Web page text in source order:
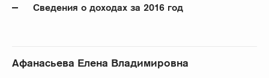
Сведения о доходах за 2016 год
Афанасьева Елена Владимировна